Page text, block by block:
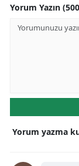
Yorum Yazın
Yorum yazma